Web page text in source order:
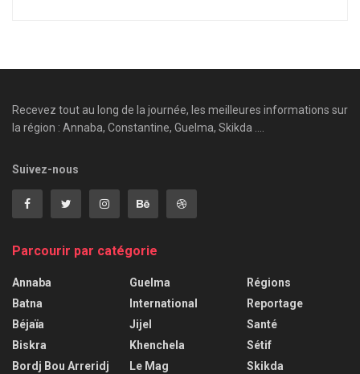
Recevez tout au long de la journée, les meilleures informations sur
la région : Annaba, Constantine, Guelma, Skikda ....
Suivez-nous
Parcourir par catégorie
Annaba
Batna
Béjaïa
Biskra
Bordj Bou Arreridj
Guelma
International
Jijel
Khenchela
Le Mag
Régions
Reportage
Santé
Sétif
Skikda